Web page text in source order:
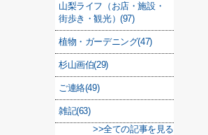
山梨ライフ（お店・施設・
街歩き・観光）(97)
植物・ガーデニング(47)
杉山画伯(29)
ご連絡(49)
雑記(63)
>>全ての記事を見る